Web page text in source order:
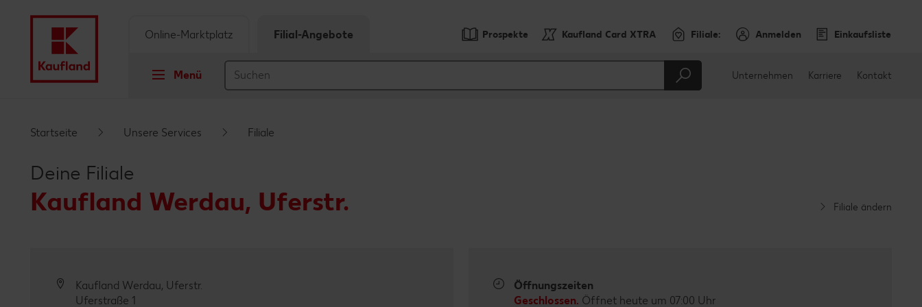
Footer
Prospekte Kaufland Card XTRA Filiale: Anmelden Einkaufsliste
Menü
Online-Marktplatz Filial-Angebote
Unternehmen Karriere Kontakt
Startseite Unsere Services Filiale
Deine Filiale
Kaufland Werdau, Uferstr. Filiale ändern
Kaufland Werdau, Uferstr.
Uferstraße 1
Öffnungszeiten
Geschlossen. Öffnet heute um 07:00 Uhr